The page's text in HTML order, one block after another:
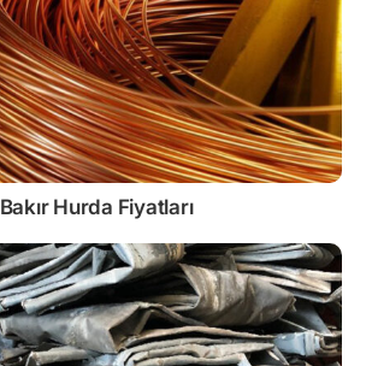
Bakır Hurda Fiyatları